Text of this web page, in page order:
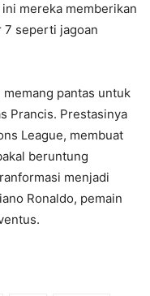
mereka memberikan
7 seperti jagoan
pantas untuk
Prancis. Prestasinya
League, membuat
beruntung
menjadi
Ronaldo, pemain